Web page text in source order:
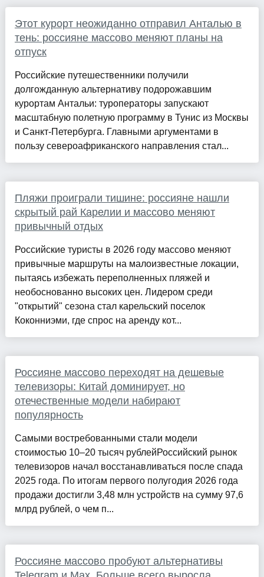
Этот курорт неожиданно отправил Анталью в
тень: россияне массово меняют планы на
отпуск
Российские путешественники получили
долгожданную альтернативу подорожавшим
курортам Антальи: туроператоры запускают
масштабную полетную программу в Тунис из Москвы
и Санкт-Петербурга. Главными аргументами в
пользу североафриканского направления стал...
Пляжи проиграли тишине: россияне нашли
скрытый рай Карелии и массово меняют
привычный отдых
Российские туристы в 2026 году массово меняют
привычные маршруты на малоизвестные локации,
пытаясь избежать переполненных пляжей и
необоснованно высоких цен. Лидером среди
"открытий" сезона стал карельский поселок
Коконниэми, где спрос на аренду кот...
Россияне массово переходят на дешевые
телевизоры: Китай доминирует, но
отечественные модели набирают
популярность
Самыми востребованными стали модели
стоимостью 10–20 тысяч рублейРоссийский рынок
телевизоров начал восстанавливаться после спада
2025 года. По итогам первого полугодия 2026 года
продажи достигли 3,48 млн устройств на сумму 97,6
млрд рублей, о чем п...
Россияне массово пробуют альтернативы